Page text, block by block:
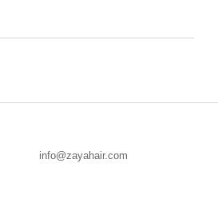
info@zayahair.com